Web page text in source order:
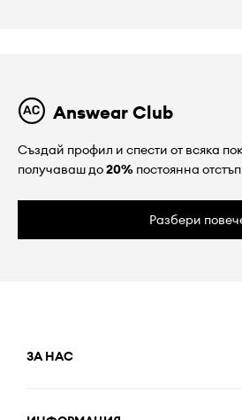
Answear Club
Създай профил и спести от всяка
получаваш до20% постоянна
Разбери
ЗА НАС